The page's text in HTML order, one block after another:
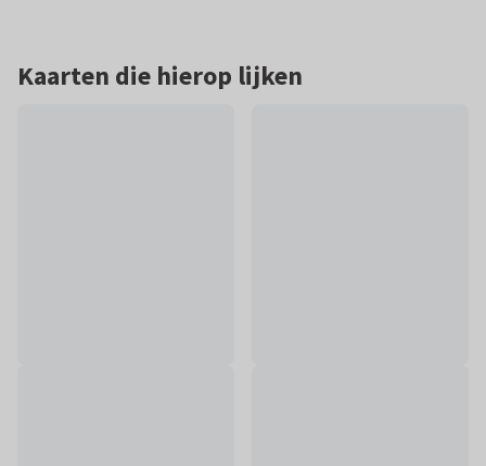
Kaarten die hierop lijken